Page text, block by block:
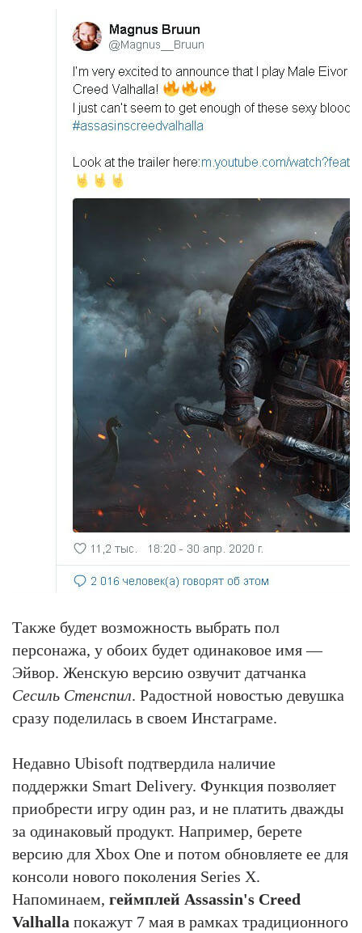
Также будет возможность выбрать пол
персонажа, у обоих будет одинаковое имя —
Эйвор. Женскую версию озвучит датчанка
Сесиль Стенспил. Радостной новостью девушка
сразу поделилась в своем Инстаграме.
Недавно Ubisoft подтвердила наличие
поддержки Smart Delivery. Функция позволяет
приобрести игру один раз, и не платить дважды
за одинаковый продукт. Например, берете
версию для Xbox One и потом обновляете ее для
консоли нового поколения Series X.
Напоминаем, геймплей Assassin's Creed
Valhalla покажут 7 мая в рамках традиционного